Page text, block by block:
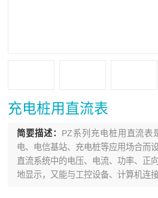
充电桩用直流表
简要描述： PZ系列充电桩用直流表
电、电信基站、充电桩等应用场合而
直流系统中的电压、电流、功率、正
地显示，又能与工控设备、计算机连